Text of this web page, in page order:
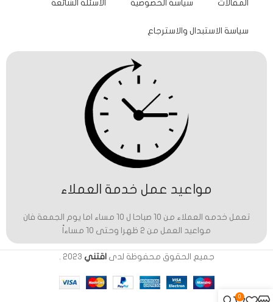
المقالات سياسة الخصوصية الأسئلة الشائعة
سياسة الاستبدال والاسترجاع
مواعيد عمل خدمة العملاء
تعمل خدمه العملاء من 10 صباحا ل 10 مساء اما يوم الجمعة فان
مواعيد العمل من 2 ظهرا وحتى 10 مساءاً
جميع الحقوق محفوظة لدى اقتني 2023
0